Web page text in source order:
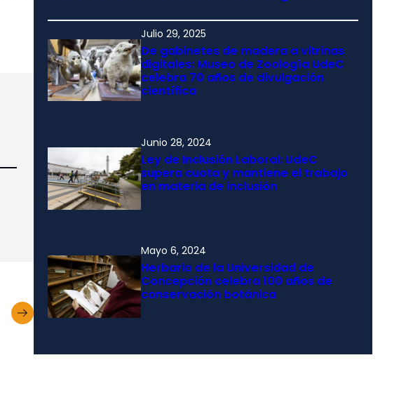
Julio 29, 2025
De gabinetes de madera a vitrinas
digitales: Museo de Zoología UdeC
celebra 70 años de divulgación
científica
Junio 28, 2024
Ley de Inclusión Laboral: UdeC
supera cuota y mantiene el trabajo
en materia de inclusión
Mayo 6, 2024
Herbario de la Universidad de
Concepción celebra 100 años de
conservación botánica